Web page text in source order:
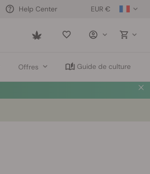
EUR €
Help Center
Saved
Offres Guide de culture